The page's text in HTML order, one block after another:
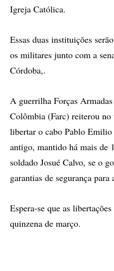
Igreja Católica.
Essas duas instituições
os militares junto com a
Córdoba,.
A guerrilha Forças
Colômbia (Farc) reiterou no
libertar o cabo Pablo
antigo, mantido há mais de
soldado Josué Calvo, se o
garantias de segurança para
Espera-se que as
quinzena de março.